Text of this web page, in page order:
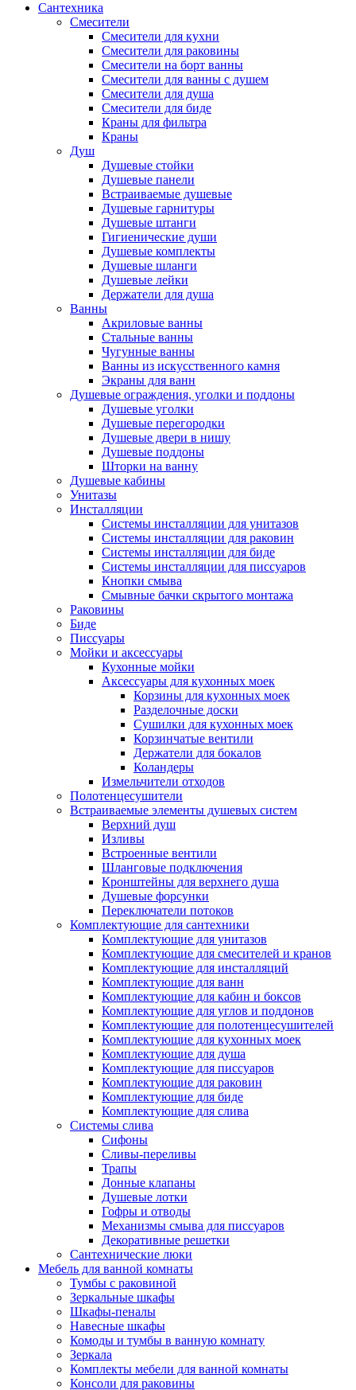
Сантехника
Смесители
Смесители для кухни
Смесители для раковины
Смесители на борт ванны
Смесители для ванны с душем
Смесители для душа
Смесители для биде
Краны для фильтра
Краны
Душ
Душевые стойки
Душевые панели
Встраиваемые душевые
Душевые гарнитуры
Душевые штанги
Гигиенические души
Душевые комплекты
Душевые шланги
Душевые лейки
Держатели для душа
Ванны
Акриловые ванны
Стальные ванны
Чугунные ванны
Ванны из искусственного камня
Экраны для ванн
Душевые ограждения, уголки и поддоны
Душевые уголки
Душевые перегородки
Душевые двери в нишу
Душевые поддоны
Шторки на ванну
Душевые кабины
Унитазы
Инсталляции
Системы инсталляции для унитазов
Системы инсталляции для раковин
Системы инсталляции для биде
Системы инсталляции для писсуаров
Кнопки смыва
Смывные бачки скрытого монтажа
Раковины
Биде
Писсуары
Мойки и аксессуары
Кухонные мойки
Аксессуары для кухонных моек
Корзины для кухонных моек
Разделочные доски
Сушилки для кухонных моек
Корзинчатые вентили
Держатели для бокалов
Коландеры
Измельчители отходов
Полотенцесушители
Встраиваемые элементы душевых систем
Верхний душ
Изливы
Встроенные вентили
Шланговые подключения
Кронштейны для верхнего душа
Душевые форсунки
Переключатели потоков
Комплектующие для сантехники
Комплектующие для унитазов
Комплектующие для смесителей и кранов
Комплектующие для инсталляций
Комплектующие для ванн
Комплектующие для кабин и боксов
Комплектующие для углов и поддонов
Комплектующие для полотенцесушителей
Комплектующие для кухонных моек
Комплектующие для душа
Комплектующие для писсуаров
Комплектующие для раковин
Комплектующие для биде
Комплектующие для слива
Системы слива
Сифоны
Сливы-переливы
Трапы
Донные клапаны
Душевые лотки
Гофры и отводы
Механизмы смыва для писсуаров
Декоративные решетки
Сантехнические люки
Мебель для ванной комнаты
Тумбы с раковиной
Зеркальные шкафы
Шкафы-пеналы
Навесные шкафы
Комоды и тумбы в ванную комнату
Зеркала
Комплекты мебели для ванной комнаты
Консоли для раковины